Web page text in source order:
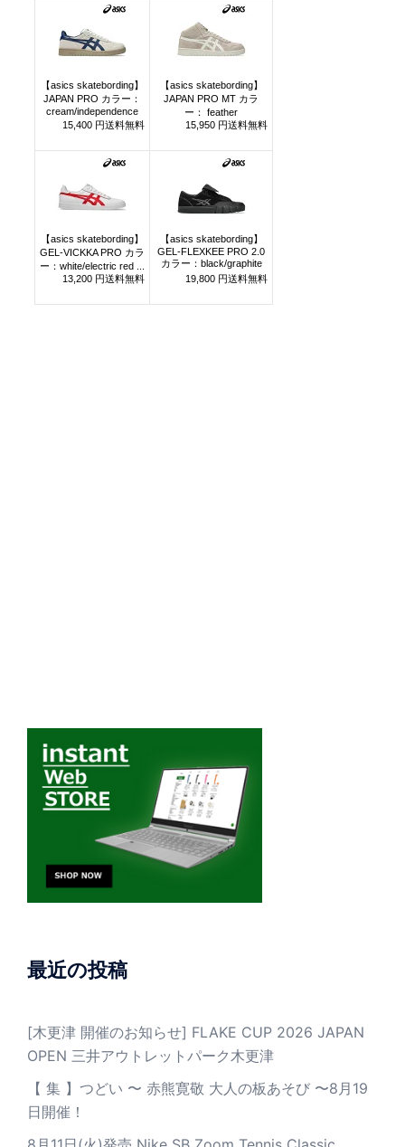
最近の投稿
[木更津 開催のお知らせ] FLAKE CUP 2026 JAPAN
OPEN 三井アウトレットパーク木更津
【 集 】つどい 〜 赤熊寛敬 大人の板あそび 〜8月19
日開催！